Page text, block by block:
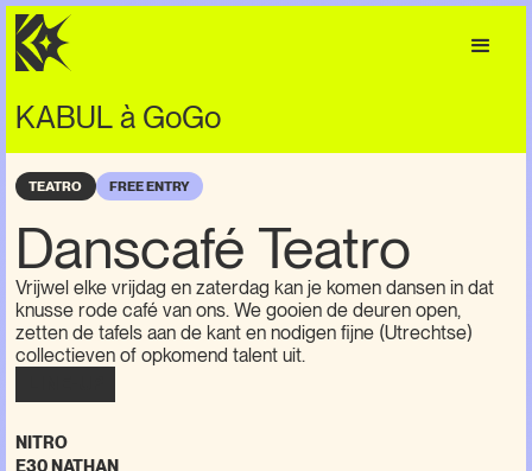
KABUL à GoGo
TEATRO FREE ENTRY
Danscafé Teatro
Vrijwel elke vrijdag en zaterdag kan je komen dansen in dat
knusse rode café van ons. We gooien de deuren open,
zetten de tafels aan de kant en nodigen fijne (Utrechtse)
collectieven of opkomend talent uit.
NITRO
E30 NATHAN